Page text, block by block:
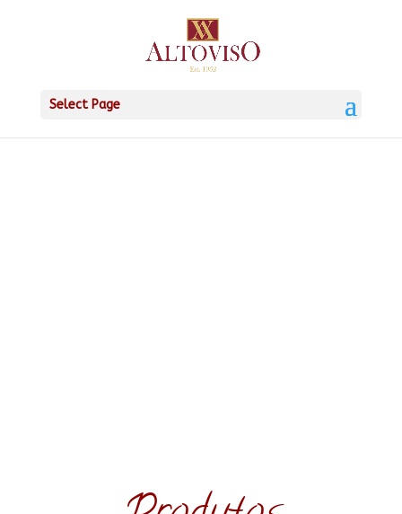
Select Page